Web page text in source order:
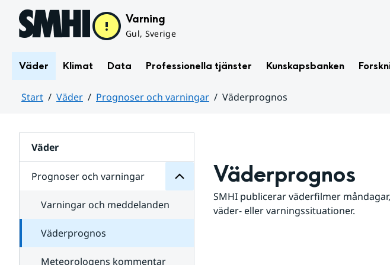
Hoppa till sidans innehåll Varning
Gul, Sverige
Väder Klimat Data Professionella tjänster Kunskapsbanken
Start Väder Prognoser och varningar
Väderprognos
Väder
Prognoser och varningar
för
varningar
Varningar och meddelanden
Väderprognos
Meteorologens kommentar
Väderprognos
SMHI publicerar väderfilmer
väder- eller varningssituationer.